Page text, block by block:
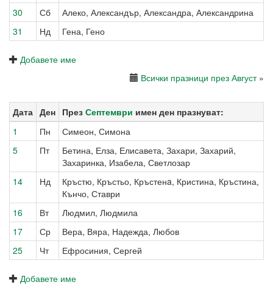
30
Сб
Алеко, Александър, Александра, Александрина
31
Нд Гена, Гено
Добавете име
Всички празници през Август»
Дата Ден През Септември имен ден празнуват:
1
Пн
Симеон, Симона
5
Пт
Бетина, Елза, Елисавета, Захари, Захарий,
Захаринка, Изабела, Светлозар
14
Нд
Кръстю, Кръстьо, Кръстенa, Кристина, Кръстина,
Кънчо, Ставри
16
Вт
Людмил, Людмила
17
Ср
Вера, Вяра, Надежда, Любов
25
Чт Ефросиния, Сергей
Добавете име